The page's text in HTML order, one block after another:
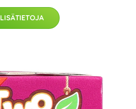
LISÄTIETOJA